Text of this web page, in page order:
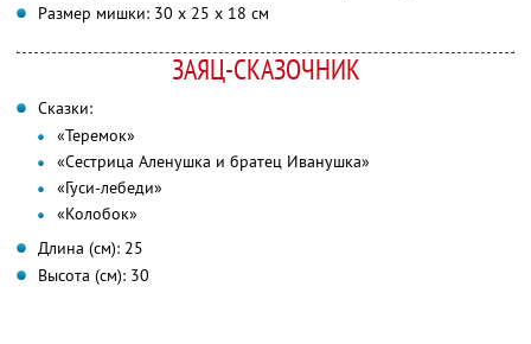
Размер мишки: 30 х 25 х 18 см
ЗАЯЦ-СКАЗОЧНИК
Сказки:
«Теремок»
«Сестрица Аленушка и братец Иванушка»
«Гуси-лебеди»
«Колобок»
Длина (см): 25
Высота (см): 30